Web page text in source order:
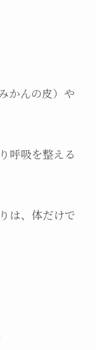
かんの皮）や
呼吸を整える
は、体だけで